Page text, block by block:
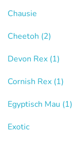
Chausie
Cheetoh (2)
Devon Rex (1)
Cornish Rex (1)
Egyptisch Mau (1)
Exotic